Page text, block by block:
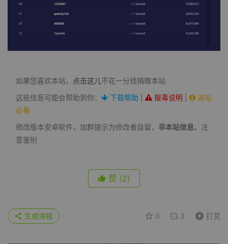
如果您喜欢本站， 点击这儿不花一分钱捐赠本站
这些信息可能会帮助到你：
下载帮助 报毒说明
进站
必看
修改版本安卓软件，加群提示为修改者自留， 非本站信息，注
意鉴别
赞 (2)
0 3 打赏
生成海报